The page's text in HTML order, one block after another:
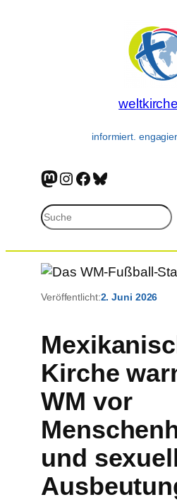
informiert.
Mastodon
Instagram
Facebook
Bluesky
Suchen
Veröffentlicht:2. Juni 2026
Kirche
WM vor
und